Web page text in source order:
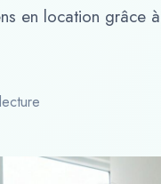
en location grâce